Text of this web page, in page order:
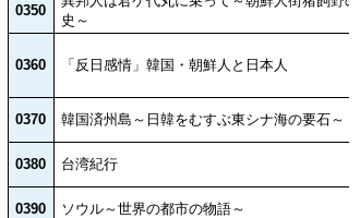
0350
史～
0360 「反日感情」韓国・朝鮮人と日本人
0370 韓国済州島～日韓をむすぶ東シナ海の要石～
0380 台湾紀行
0390 ソウル～世界の都市の物語～